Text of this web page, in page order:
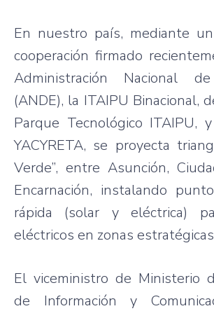
En nuestro país, mediante
cooperación firmado
Administración Nacional
(ANDE), la ITAIPU Binacional,
Parque Tecnológico ITAIPU,
YACYRETA, se proyecta
Verde”, entre Asunción,
Encarnación, instalando
rápida (solar y eléctrica)
eléctricos en zonas
El viceministro de Ministerio
de Información y